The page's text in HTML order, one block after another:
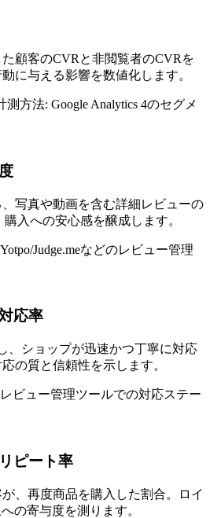
顧客のCVRと非閲覧者のCVRを
に与える影響を数値化します。
測方法: Google Analytics 4のセグメ
写真や動画を含む詳細レビューの
入への安心感を醸成します。
Yotpo/Judge.meなどのレビュー管理
応率
、ショップが迅速かつ丁寧に対応
の質と信頼性を示します。
レビュー管理ツールでの対応ステー
ピート率
、再度商品を購入した割合。ロイ
の寄与度を測ります。